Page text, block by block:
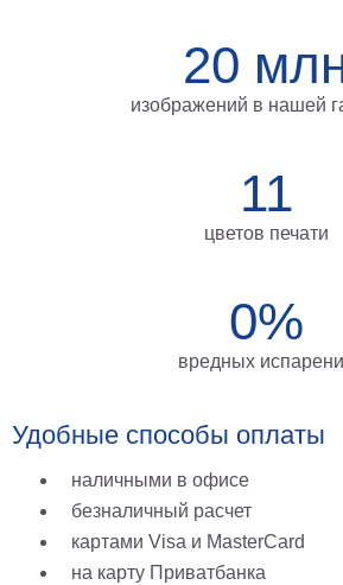
работы
20
изображений в нашей
11
цветов печати
0%
вредных
Удобные способы оплаты
наличными в офисе
безналичный расчет
картами Visa и MasterCard
на карту Приватбанка